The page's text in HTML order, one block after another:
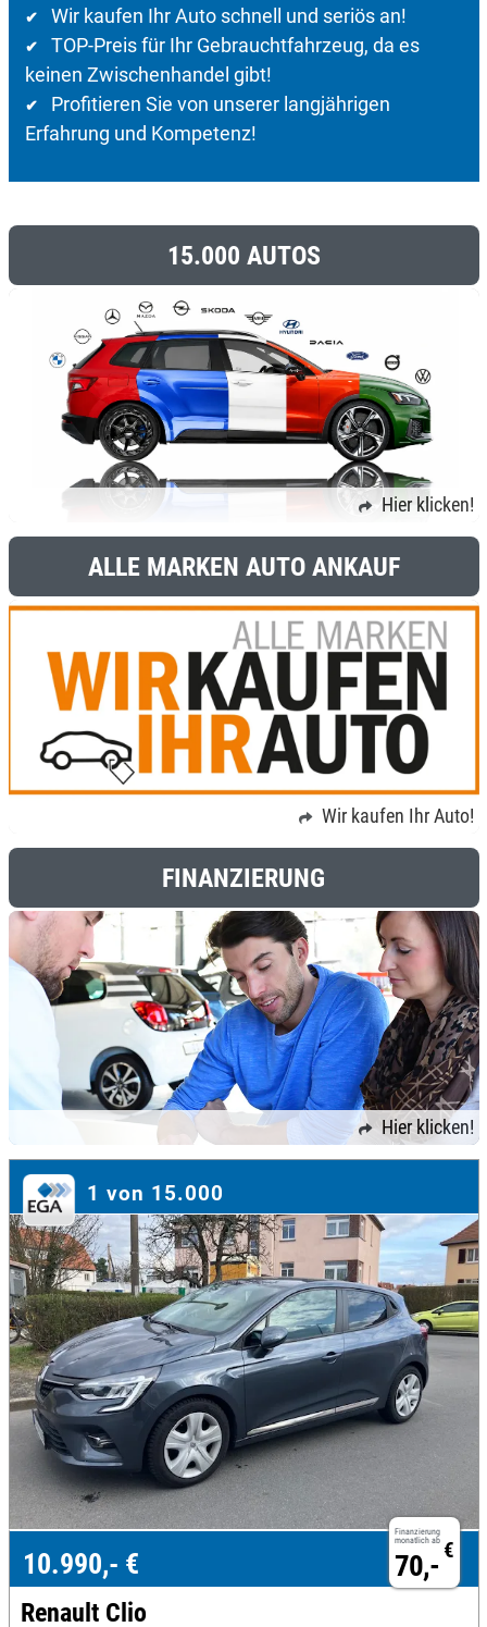
✔ Wir kaufen Ihr Auto schnell und seriös an!
✔ TOP-Preis für Ihr Gebrauchtfahrzeug, da es
keinen Zwischenhandel gibt!
✔ Profitieren Sie von unserer langjährigen
Erfahrung und Kompetenz!
15.000 AUTOS
Hier klicken!
ALLE MARKEN AUTO ANKAUF
Wir kaufen Ihr Auto!
FINANZIERUNG
Hier klicken!
1 von 15.000
Finanzierung
monatlich ab €
70,-
10.990,- €
Renault Clio